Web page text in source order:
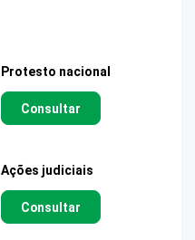
Protesto nacional
Consultar
Ações judiciais
Consultar